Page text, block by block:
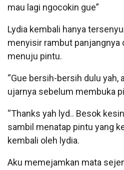
mau lagi ngocokin gue”
Lydia kembali hanya
menyisir rambut panjangnya
menuju pintu.
“Gue bersih-bersih dulu yah,
ujarnya sebelum membuka
“Thanks yah lyd.. Besok
sambil menatap pintu yang
kembali oleh lydia.
Aku memejamkan mata